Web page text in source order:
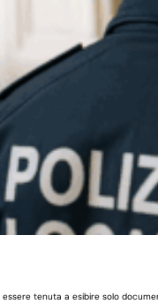
essere tenuta a esibire solo